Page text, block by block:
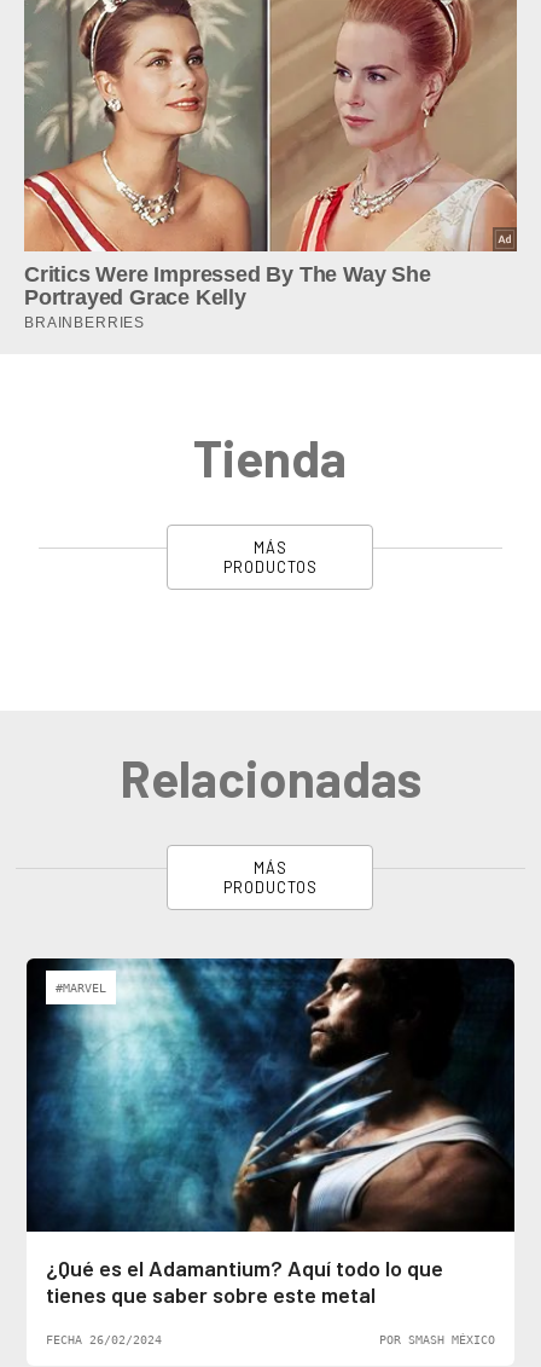
Tienda
MÁS
PRODUCTOS
Relacionadas
MÁS
PRODUCTOS
#MARVEL
¿Qué es el Adamantium? Aquí todo lo que
tienes que saber sobre este metal
FECHA 26/02/2024 POR SMASH MÉXICO